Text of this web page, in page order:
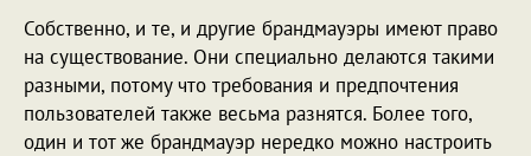
Собственно, и те, и другие брандмауэры имеют право
на существование. Они специально делаются такими
разными, потому что требования и предпочтения
пользователей также весьма разнятся. Более того,
один и тот же брандмауэр нередко можно настроить